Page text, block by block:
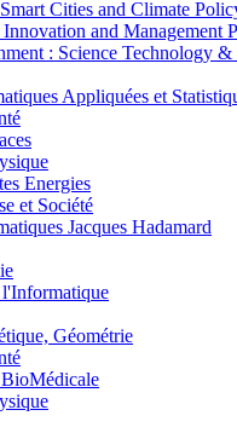
Cities and Climate
and Management
: Science Technology &
Appliquées et
Energies
et Société
Jacques Hadamard
Géométrie